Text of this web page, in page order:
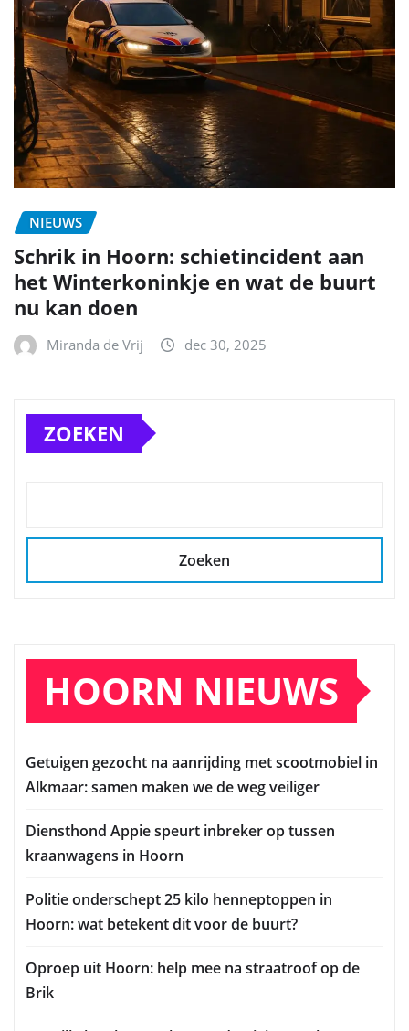
NIEUWS
Schrik in Hoorn: schietincident aan
het Winterkoninkje en wat de buurt
nu kan doen
Miranda de Vrij dec 30, 2025
ZOEKEN
Zoeken
HOORN NIEUWS
Getuigen gezocht na aanrijding met scootmobiel in
Alkmaar: samen maken we de weg veiliger
Diensthond Appie speurt inbreker op tussen
kraanwagens in Hoorn
Politie onderschept 25 kilo henneptoppen in
Hoorn: wat betekent dit voor de buurt?
Oproep uit Hoorn: help mee na straatroof op de
Brik